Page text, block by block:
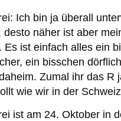
Ich bin ja überall
desto näher ist aber
Es ist einfach alles ein
ein bisschen
Zumal ihr das R
wie wir in der
ist am 24. Oktober in